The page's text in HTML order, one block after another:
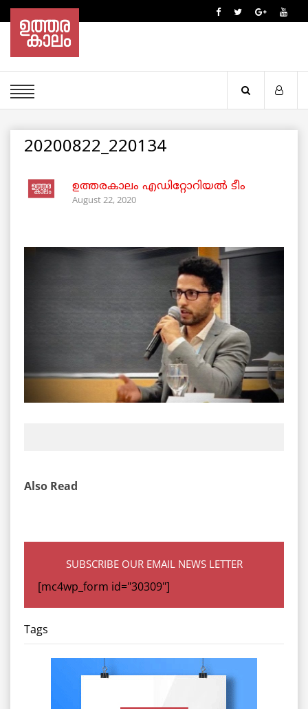
20200822_220134
ഉത്തരകാലം എഡിറ്റോറിയല്‍ ടീം
August 22, 2020
Also Read
SUBSCRIBE OUR EMAIL NEWS LETTER
[mc4wp_form id="30309"]
Tags